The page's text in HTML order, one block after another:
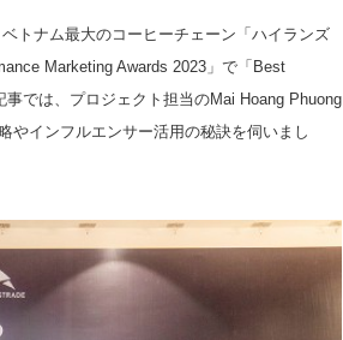
トナム最大のコーヒーチェーン「ハイランズ
Marketing Awards 2023」で「Best
では、プロジェクト担当のMai Hoang Phuong
やインフルエンサー活用の秘訣を伺いまし